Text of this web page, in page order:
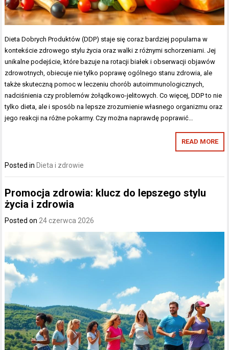
Dieta Dobrych Produktów (DDP) staje się coraz bardziej popularna w
kontekście zdrowego stylu życia oraz walki z różnymi schorzeniami. Jej
unikalne podejście, które bazuje na rotacji białek i obserwacji objawów
zdrowotnych, obiecuje nie tylko poprawę ogólnego stanu zdrowia, ale
także skuteczną pomoc w leczeniu chorób autoimmunologicznych,
nadciśnienia czy problemów żołądkowo-jelitowych. Co więcej, DDP to nie
tylko dieta, ale i sposób na lepsze zrozumienie własnego organizmu oraz
jego reakcji na różne pokarmy. Czy można naprawdę poprawić…
READ MORE
Posted in Dieta i zdrowie
Promocja zdrowia: klucz do lepszego stylu
życia i zdrowia
Posted on 24 czerwca 2026